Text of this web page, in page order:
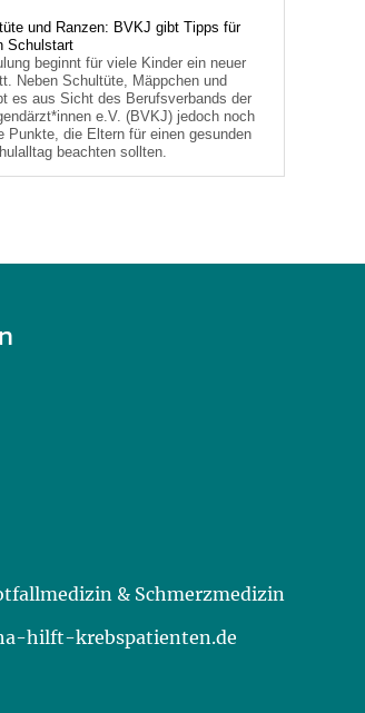
und Ranzen: BVKJ gibt Tipps für
Schulstart
beginnt für viele Kinder ein neuer
Neben Schultüte, Mäppchen und
es aus Sicht des Berufsverbands der
e.V. (BVKJ) jedoch noch
Punkte, die Eltern für einen gesunden
beachten sollten.
& Schmerzmedizin
hilft-krebspatienten.de